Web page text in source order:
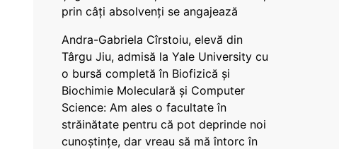
prin câți absolvenți se angajează
Andra-Gabriela Cîrstoiu, elevă din
Târgu Jiu, admisă la Yale University cu
o bursă completă în Biofizică și
Biochimie Moleculară și Computer
Science: Am ales o facultate în
străinătate pentru că pot deprinde noi
cunoștințe, dar vreau să mă întorc în